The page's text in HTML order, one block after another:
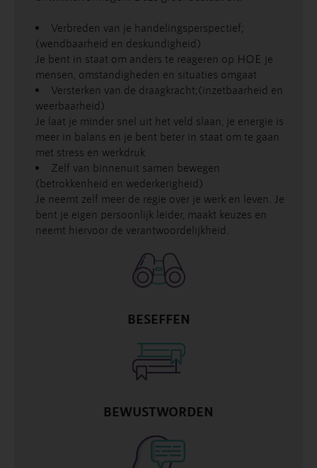
Verbreden van je handelingsperspectief;
(wendbaarheid en deskundigheid)
Je bent in staat om anders te reageren op HOE je
mensen, omstandigheden en situaties omgaat
Versterken van de draagkracht;(inzetbaarheid en
weerbaarheid)
Je laat je minder snel uit het veld slaan, je energie is
meer in balans en je bent beter in staat om te gaan
met stress en werkdruk
Zelf van binnenuit samen bewegen
(betrokkenheid en wederkerigheid)
Je neemt zelf meer de regie over je werk en leven. Je
bent je eigen persoonlijk leider, maakt keuzes en
neemt hiervoor de verantwoordelijkheid.
BESEFFEN
BEWUSTWORDEN